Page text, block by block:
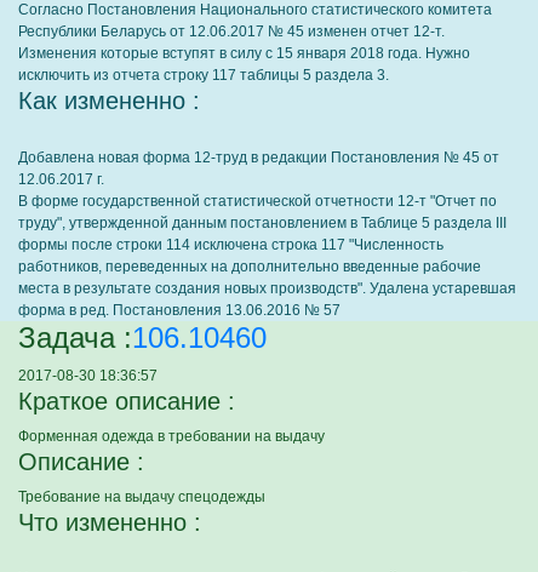
Согласно Постановления Национального статистического комитета
Республики Беларусь от 12.06.2017 № 45 изменен отчет 12-т.
Изменения которые вступят в силу с 15 января 2018 года. Нужно
исключить из отчета строку 117 таблицы 5 раздела 3.
Как измененно :
Добавлена новая форма 12-труд в редакции Постановления № 45 от
12.06.2017 г.
В форме государственной статистической отчетности 12-т "Отчет по
труду", утвержденной данным постановлением в Таблице 5 раздела III
формы после строки 114 исключена строка 117 "Численность
работников, переведенных на дополнительно введенные рабочие
места в результате создания новых производств". Удалена устаревшая
форма в ред. Постановления 13.06.2016 № 57
Задача :106.10460
2017-08-30 18:36:57
Краткое описание :
Форменная одежда в требовании на выдачу
Описание :
Требование на выдачу спецодежды
Что измененно :